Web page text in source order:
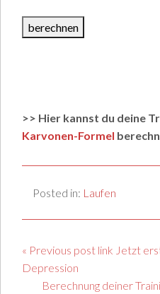
berechnen
>> Hier kannst du deine
Karvonen-Formel
Posted in: Laufen
« Previous post link Jetzt
Depression
Berechnung deiner